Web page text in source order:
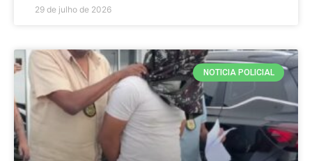
29 de julho de 2026
NOTICIA POLICIAL